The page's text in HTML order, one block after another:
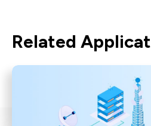
Related